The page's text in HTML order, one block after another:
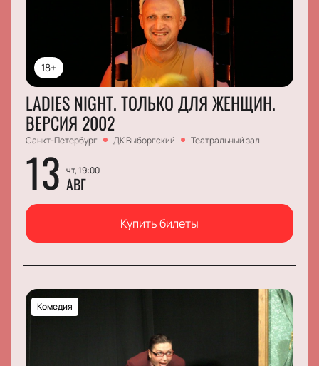
18+
LADIES NIGHT. ТОЛЬКО ДЛЯ ЖЕНЩИН.
ВЕРСИЯ 2002
Санкт-Петербург ДК Выборгский Театральный зал
13 чт, 19:00
АВГ
Купить билеты
Комедия